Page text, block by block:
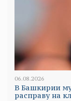
06.08.2026
В Башкирии
расправу на